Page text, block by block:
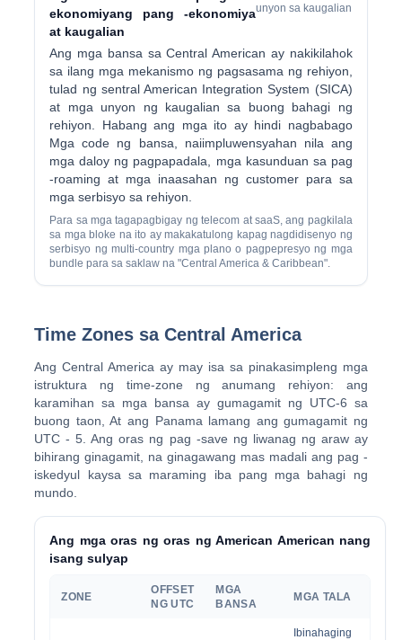
ekonomiyang pang -ekonomiya
at kaugalian
unyon sa kaugalian
Ang mga bansa sa Central American ay nakikilahok
sa ilang mga mekanismo ng pagsasama ng rehiyon,
tulad ng sentral American Integration System (SICA)
at mga unyon ng kaugalian sa buong bahagi ng
rehiyon. Habang ang mga ito ay hindi nagbabago
Mga code ng bansa, naiimpluwensyahan nila ang
mga daloy ng pagpapadala, mga kasunduan sa pag
-roaming at mga inaasahan ng customer para sa
mga serbisyo sa rehiyon.
Para sa mga tagapagbigay ng telecom at saaS, ang pagkilala
sa mga bloke na ito ay makakatulong kapag nagdidisenyo ng
serbisyo ng multi-country mga plano o pagpepresyo ng mga
bundle para sa saklaw na "Central America & Caribbean".
Time Zones sa Central America
Ang Central America ay may isa sa pinakasimpleng mga
istruktura ng time-zone ng anumang rehiyon: ang
karamihan sa mga bansa ay gumagamit ng UTC-6 sa
buong taon, At ang Panama lamang ang gumagamit ng
UTC - 5. Ang oras ng pag -save ng liwanag ng araw ay
bihirang ginagamit, na ginagawang mas madali ang pag -
iskedyul kaysa sa maraming iba pang mga bahagi ng
mundo.
Ang mga oras ng oras ng American American nang
isang sulyap
ZONE
OFFSET
NG UTC
MGA
BANSA
MGA TALA
Ibinahaging